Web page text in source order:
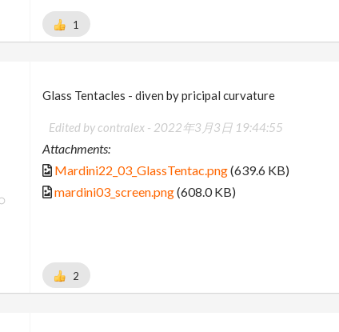
1
Glass Tentacles - diven by pricipal curvature
Edited by contralex - 2022年3月3日 19:44:55
Attachments:
Mardini22_03_GlassTentac.png(639.6 KB)
mardini03_screen.png(608.0 KB)
2